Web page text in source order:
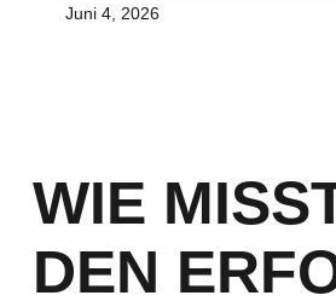
Juni 4, 2026
WIE
DEN